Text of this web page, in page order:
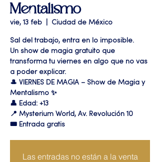
Mentalismo
vie, 13 feb Ciudad de México
Sal del trabajo, entra en lo imposible.
Un show de magia gratuito que
transforma tu viernes en algo que no vas
a poder explicar.
🎩 VIERNES DE MAGIA – Show de Magia y
Mentalismo ✨
👤 Edad: +13
📍 Mysterium World, Av. Revolución 10
🎟️ Entrada gratis
Las entradas no están a la venta